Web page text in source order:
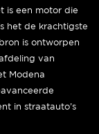
is een motor die
het de krachtigste
is ontworpen
van
Modena
in straatauto’s